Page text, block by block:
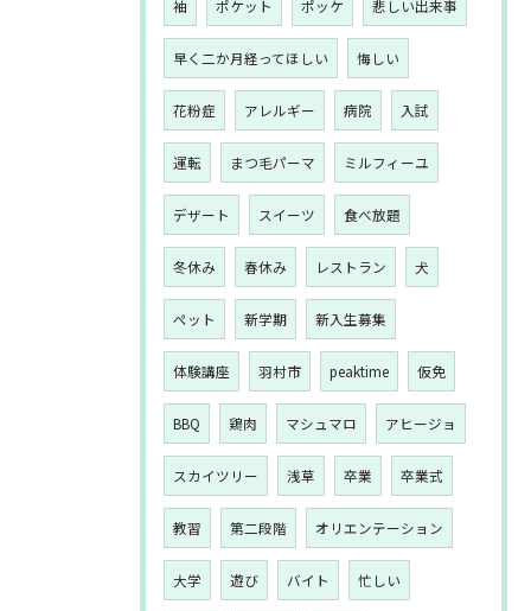
袖 ポケット ポッケ 悲しい出来事
早く二か月経ってほしい 悔しい
花粉症 アレルギー 病院 入試
運転 まつ毛パーマ ミルフィーユ
デザート スイーツ 食べ放題
冬休み 春休み レストラン 犬
ペット 新学期 新入生募集
体験講座 羽村市 peaktime 仮免
BBQ 鶏肉 マシュマロ アヒージョ
スカイツリー 浅草 卒業 卒業式
教習 第二段階 オリエンテーション
大学 遊び バイト 忙しい